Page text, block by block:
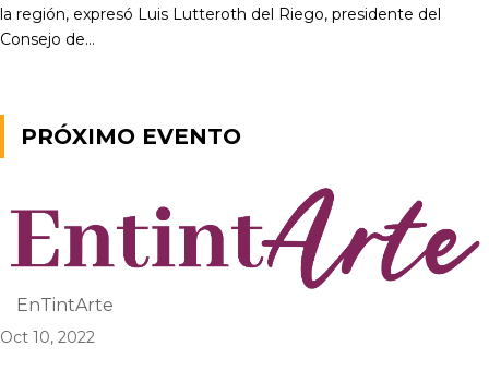
la región, expresó Luis Lutteroth del Riego, presidente del
Consejo de...
PRÓXIMO EVENTO
EnTintArte
Oct 10, 2022